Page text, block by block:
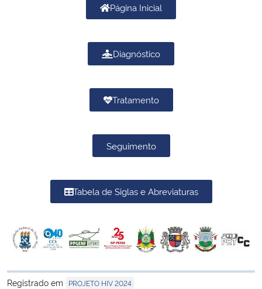
Página Inicial
Diagnóstico
Tratamento
Seguimento
Tabela de Siglas e Abreviaturas
Registrado em PROJETO HIV 2024